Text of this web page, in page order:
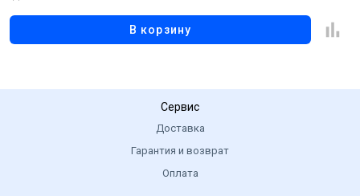
В корзину
Сервис
Доставка
Гарантия и возврат
Оплата